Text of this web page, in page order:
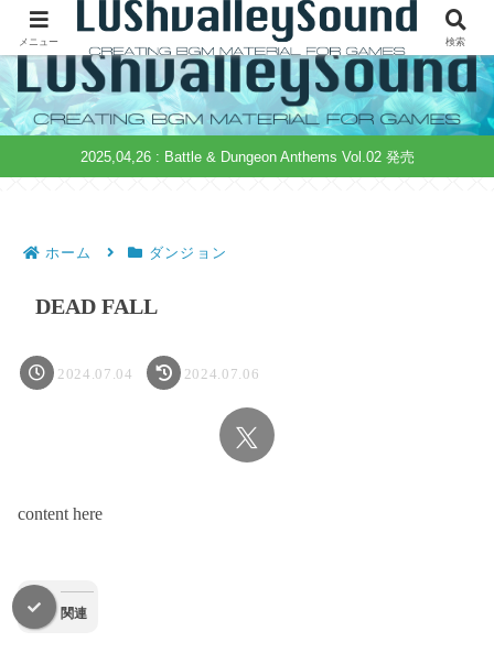
ゲーム制作用音源の無料配布&販売 | 著作権フリー | 商用可
2025,04,26 : Battle & Dungeon Anthems Vol.02 発売
ホーム ダンジョン
DEAD FALL
2024.07.04 2024.07.06
content here
関連
メニュー 検索